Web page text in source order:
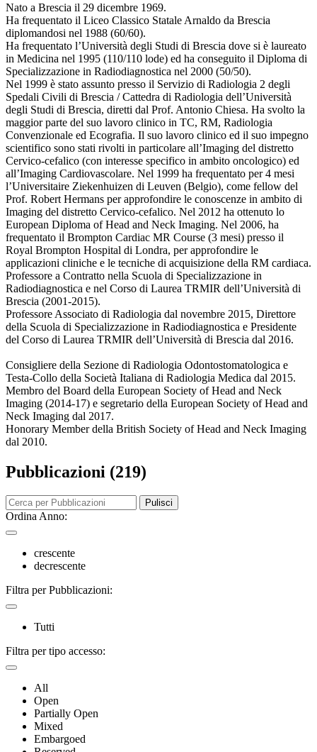
Nato a Brescia il 29 dicembre 1969.
Ha frequentato il Liceo Classico Statale Arnaldo da Brescia
diplomandosi nel 1988 (60/60).
Ha frequentato l’Università degli Studi di Brescia dove si è laureato
in Medicina nel 1995 (110/110 lode) ed ha conseguito il Diploma di
Specializzazione in Radiodiagnostica nel 2000 (50/50).
Nel 1999 è stato assunto presso il Servizio di Radiologia 2 degli
Spedali Civili di Brescia / Cattedra di Radiologia dell’Università
degli Studi di Brescia, diretti dal Prof. Antonio Chiesa. Ha svolto la
maggior parte del suo lavoro clinico in TC, RM, Radiologia
Convenzionale ed Ecografia. Il suo lavoro clinico ed il suo impegno
scientifico sono stati rivolti in particolare all’Imaging del distretto
Cervico-cefalico (con interesse specifico in ambito oncologico) ed
all’Imaging Cardiovascolare. Nel 1999 ha frequentato per 4 mesi
l’Universitaire Ziekenhuizen di Leuven (Belgio), come fellow del
Prof. Robert Hermans per approfondire le conoscenze in ambito di
Imaging del distretto Cervico-cefalico. Nel 2012 ha ottenuto lo
European Diploma of Head and Neck Imaging. Nel 2006, ha
frequentato il Brompton Cardiac MR Course (3 mesi) presso il
Royal Brompton Hospital di Londra, per approfondire le
applicazioni cliniche e le tecniche di acquisizione della RM cardiaca.
Professore a Contratto nella Scuola di Specializzazione in
Radiodiagnostica e nel Corso di Laurea TRMIR dell’Università di
Brescia (2001-2015).
Professore Associato di Radiologia dal novembre 2015, Direttore
della Scuola di Specializzazione in Radiodiagnostica e Presidente
del Corso di Laurea TRMIR dell’Università di Brescia dal 2016.
Consigliere della Sezione di Radiologia Odontostomatologica e
Testa-Collo della Società Italiana di Radiologia Medica dal 2015.
Membro del Board della European Society of Head and Neck
Imaging (2014-17) e segretario della European Society of Head and
Neck Imaging dal 2017.
Honorary Member della British Society of Head and Neck Imaging
dal 2010.
Pubblicazioni (219)
Pulisci
Ordina Anno:
crescente
decrescente
Filtra per Pubblicazioni:
Tutti
Filtra per tipo accesso:
All
Open
Partially Open
Mixed
Embargoed